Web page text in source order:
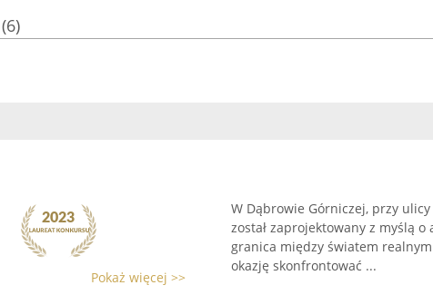
(6)
Pokaż więcej >>
W Dąbrowie Górniczej, przy
został zaprojektowany z myślą
granica między światem
okazję skonfrontować ...